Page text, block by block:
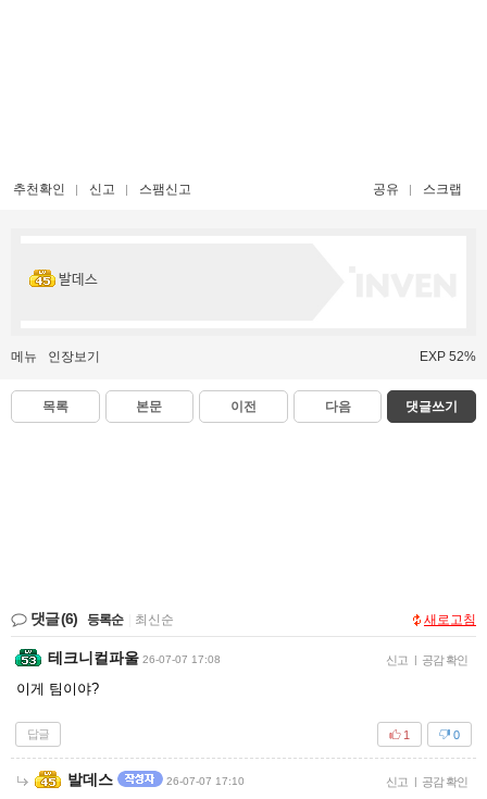
추천확인 신고 스팸신고 공유 스크랩
발데스
메뉴 인장보기 EXP 52%
목록 본문 이전 다음 댓글쓰기
댓글(6) 등록순 최신순 새로고침
테크니컬파울 26-07-07 17:08 신고 | 공감 확인
이게 팀이야?
답글 0
1
발데스 26-07-07 17:10 신고 | 공감 확인